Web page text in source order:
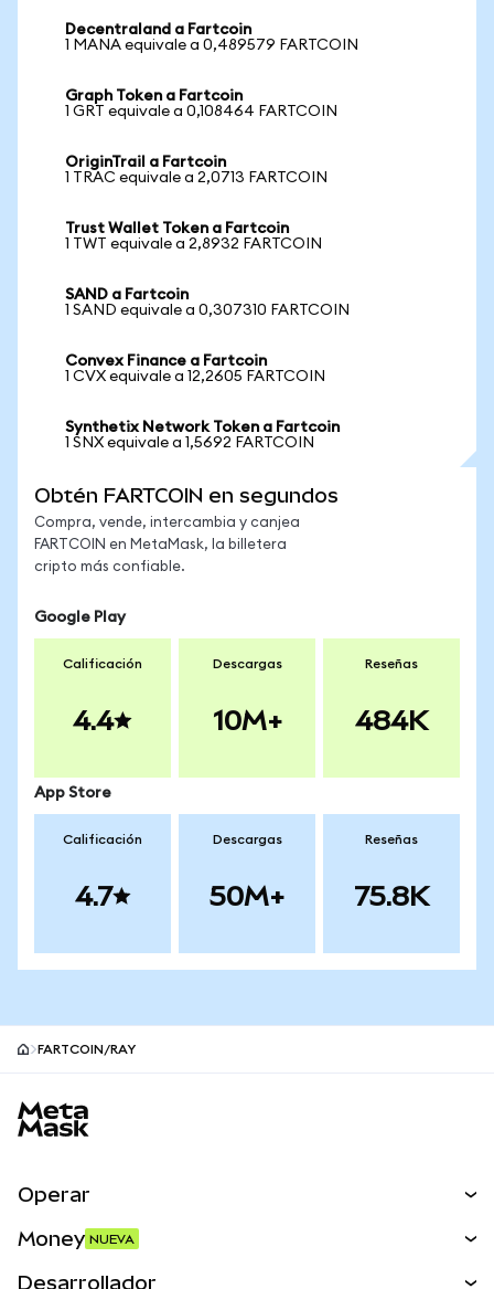
Decentraland a Fartcoin
1 MANA equivale a 0,489579 FARTCOIN
Graph Token a Fartcoin
1 GRT equivale a 0,108464 FARTCOIN
OriginTrail a Fartcoin
1 TRAC equivale a 2,0713 FARTCOIN
Trust Wallet Token a Fartcoin
1 TWT equivale a 2,8932 FARTCOIN
SAND a Fartcoin
1 SAND equivale a 0,307310 FARTCOIN
Convex Finance a Fartcoin
1 CVX equivale a 12,2605 FARTCOIN
Synthetix Network Token a Fartcoin
1 SNX equivale a 1,5692 FARTCOIN
Obtén FARTCOIN en segundos
Compra, vende, intercambia y canjea
FARTCOIN en MetaMask, la billetera
cripto más confiable.
Google Play
Calificación
4.4
Descargas
10M+
Reseñas
484K
App Store
Calificación
4.7
Descargas
50M+
Reseñas
75.8K
FARTCOIN/RAY
Operar
Money NUEVA
Desarrollador